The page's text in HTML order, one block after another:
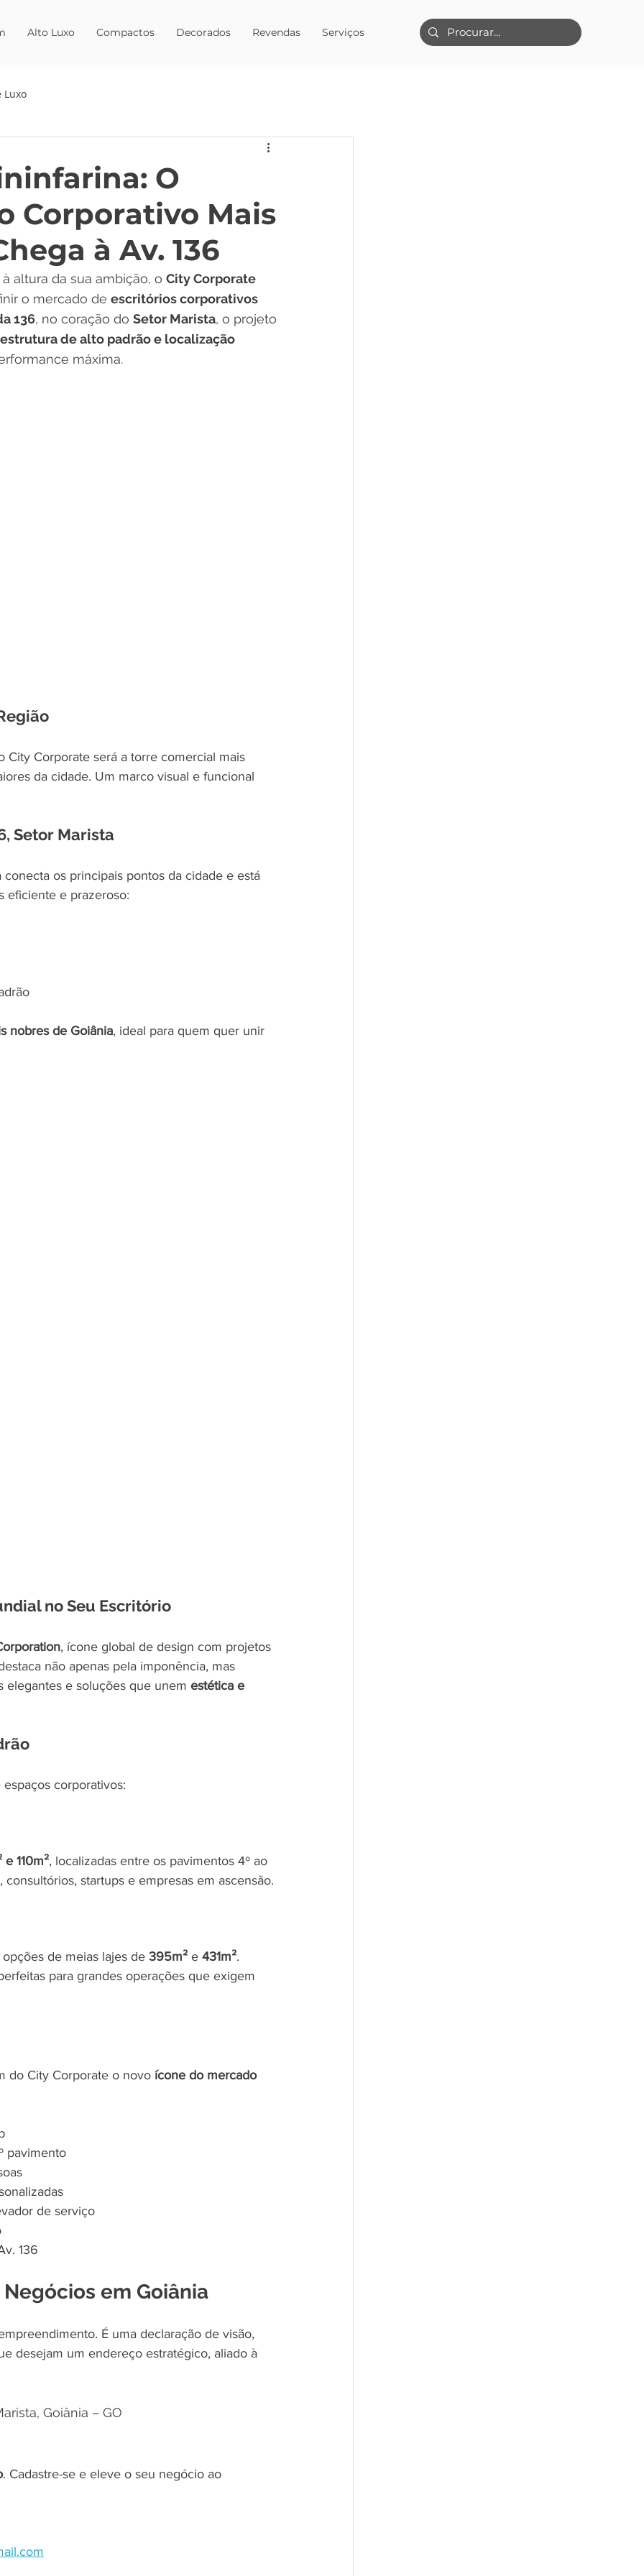
Alto Luxo Compactos Decorados Revendas Serviços
Luxo
O
Corporativo Mais
à Av. 136
altura da sua ambição, o City Corporate
o mercado de escritórios corporativos
136, no coração do Setor Marista, o projeto
de alto padrão e localização
máxima.
City Corporate será a torre comercial mais
da cidade. Um marco visual e funcional
Setor Marista
conecta os principais pontos da cidade e está
eficiente e prazeroso:
nobres de Goiânia, ideal para quem quer unir
no Seu Escritório
, ícone global de design com projetos
não apenas pela imponência, mas
elegantes e soluções que unem estética e
corporativos:
e 110m², localizadas entre os pavimentos 4º ao
consultórios, startups e empresas em ascensão.
de meias lajes de 395m² e 431m².
para grandes operações que exigem
do City Corporate o novo ícone do mercado
pavimento
de serviço
136
em Goiânia
É uma declaração de visão,
desejam um endereço estratégico, aliado à
Goiânia – GO
. Cadastre-se e eleve o seu negócio ao